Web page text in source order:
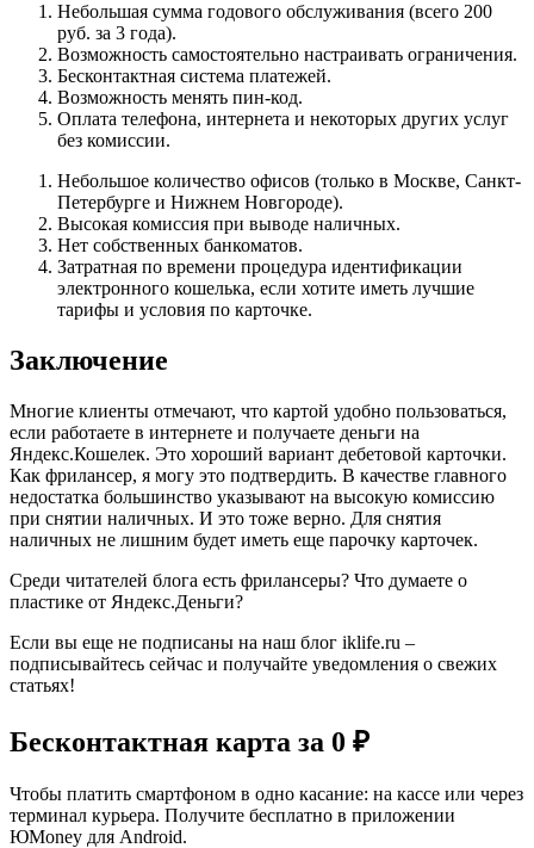
Небольшая сумма годового обслуживания (всего 200
руб. за 3 года).
Возможность самостоятельно настраивать ограничения.
Бесконтактная система платежей.
Возможность менять пин-код.
Оплата телефона, интернета и некоторых других услуг
без комиссии.
Небольшое количество офисов (только в Москве, Санкт-
Петербурге и Нижнем Новгороде).
Высокая комиссия при выводе наличных.
Нет собственных банкоматов.
Затратная по времени процедура идентификации
электронного кошелька, если хотите иметь лучшие
тарифы и условия по карточке.
Заключение
Многие клиенты отмечают, что картой удобно пользоваться,
если работаете в интернете и получаете деньги на
Яндекс.Кошелек. Это хороший вариант дебетовой карточки.
Как фрилансер, я могу это подтвердить. В качестве главного
недостатка большинство указывают на высокую комиссию
при снятии наличных. И это тоже верно. Для снятия
наличных не лишним будет иметь еще парочку карточек.
Среди читателей блога есть фрилансеры? Что думаете о
пластике от Яндекс.Деньги?
Если вы еще не подписаны на наш блог iklife.ru –
подписывайтесь сейчас и получайте уведомления о свежих
статьях!
Бесконтактная карта за 0 ₽
Чтобы платить смартфоном в одно касание: на кассе или через
терминал курьера. Получите бесплатно в приложении
ЮMoney для Android.